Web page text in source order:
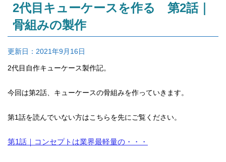
2代目キューケースを作る 第2話｜
骨組みの製作
更新日： 2021年9月16日
2代目自作キューケース製作記。
今回は第2話、キューケースの骨組みを作っていきます。
第1話を読んでいない方はこちらを先にご覧ください。
第1話｜コンセプトは業界最軽量の・・・